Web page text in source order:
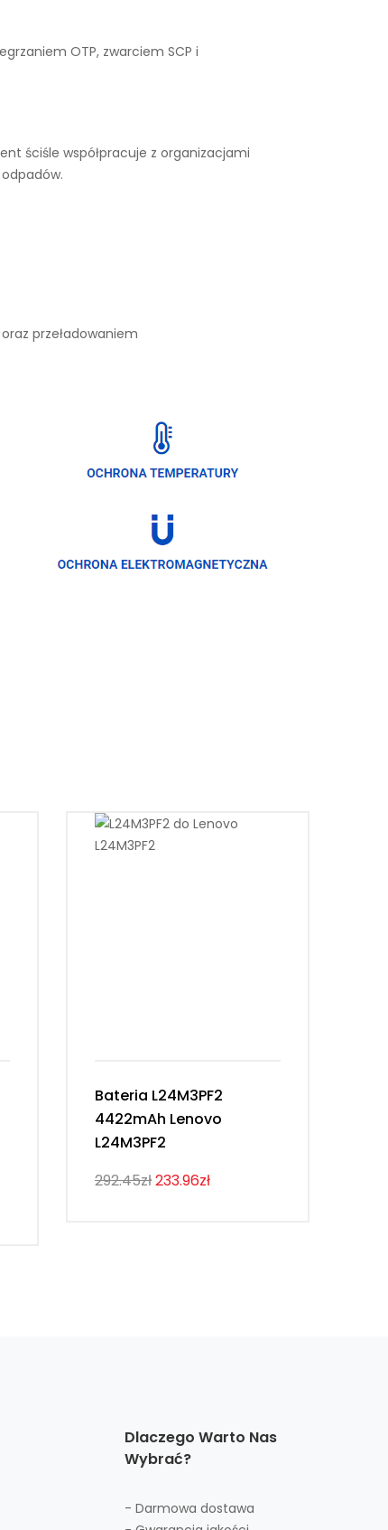
OTP, zwarciem SCP i
ściśle współpracuje z organizacjami
przeładowaniem
Bateria L24M3PF2
4422mAh Lenovo
L24M3PF2
292.45zł233.96zł
Dlaczego Warto Nas
Wybrać?
- Darmowa dostawa